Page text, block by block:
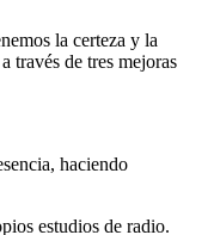
la certeza y la
través de tres mejoras
haciendo
estudios de radio.